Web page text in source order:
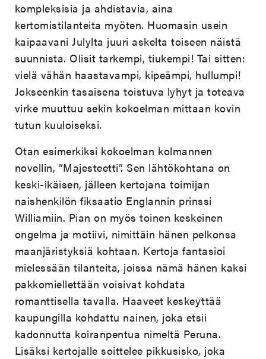
kompleksisia ja ahdistavia, aina
kertomistilanteita myöten. Huomasin usein
kaipaavani Julylta juuri askelta toiseen näistä
suunnista. Olisit tarkempi, tiukempi! Tai sitten:
vielä vähän haastavampi, kipeämpi, hullumpi!
Jokseenkin tasaisena toistuva lyhyt ja toteava
virke muuttuu sekin kokoelman mittaan kovin
tutun kuuloiseksi.
Otan esimerkiksi kokoelman kolmannen
novellin, ”Majesteetti”. Sen lähtökohtana on
keski-ikäisen, jälleen kertojana toimijan
naishenkilön fiksaatio Englannin prinssi
Williamiin. Pian on myös toinen keskeinen
ongelma ja motiivi, nimittäin hänen pelkonsa
maanjäristyksiä kohtaan. Kertoja fantasioi
mielessään tilanteita, joissa nämä hänen kaksi
pakkomiellettään voisivat kohdata
romanttisella tavalla. Haaveet keskeyttää
kaupungilla kohdattu nainen, joka etsii
kadonnutta koiranpentua nimeltä Peruna.
Lisäksi kertojalle soittelee pikkusisko, joka